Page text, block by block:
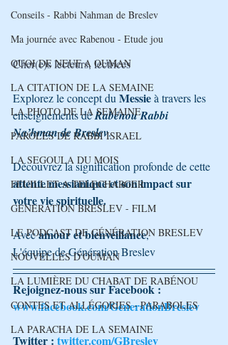
Conseils - Rabbi Nahman de Breslev
Ma journée avec Rabenou - Etude jou
QUOI DE NEUF A OUMAN
LA CITATION DE LA SEMAINE
LA PHOTO DE LA SEMAINE
PAROLES DE RABBI ISRAEL
LA SEGOULA DU MOIS
FEUILLET A TELECHARGER
GENERATION BRESLEV - FILM
LE PODCAST DE GÉNÉRATION BRESLEV
NOUVELLES D'OUMAN
LA LUMIÈRE DU CHABAT DE RABÉNOU
CONTES ET ALLÉGORIES - PARABOLES
LA PARACHA DE LA SEMAINE
Cher(e)s lecteurs, lectrices
Explorez le concept du Messie à travers les
enseignements de Rabénou Rabbi
Na’hman de Breslev.
Découvrez la signification profonde de cette
attente messianique et son impact sur
votre vie spirituelle.
Avec amour et bienveillance,
L'équipe de Génération Breslev
Rejoignez-nous sur Facebook :
www.facebook.com/GenerationBreslev
Twitter : twitter.com/GBreslev